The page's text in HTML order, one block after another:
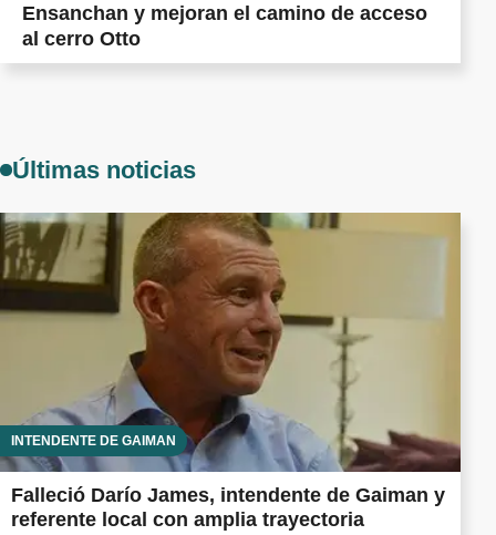
Ensanchan y mejoran el camino de acceso
al cerro Otto
Últimas noticias
INTENDENTE DE GAIMAN
Falleció Darío James, intendente de Gaiman y
referente local con amplia trayectoria